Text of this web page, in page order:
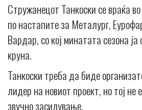
Стружанецот Танкоски се враќа
по настапите за Металург,
Вардар, со кој минатата сезона ја
круна.
Танкоски треба да биде
лидер на новиот проект, но тој не
звучно засилување.